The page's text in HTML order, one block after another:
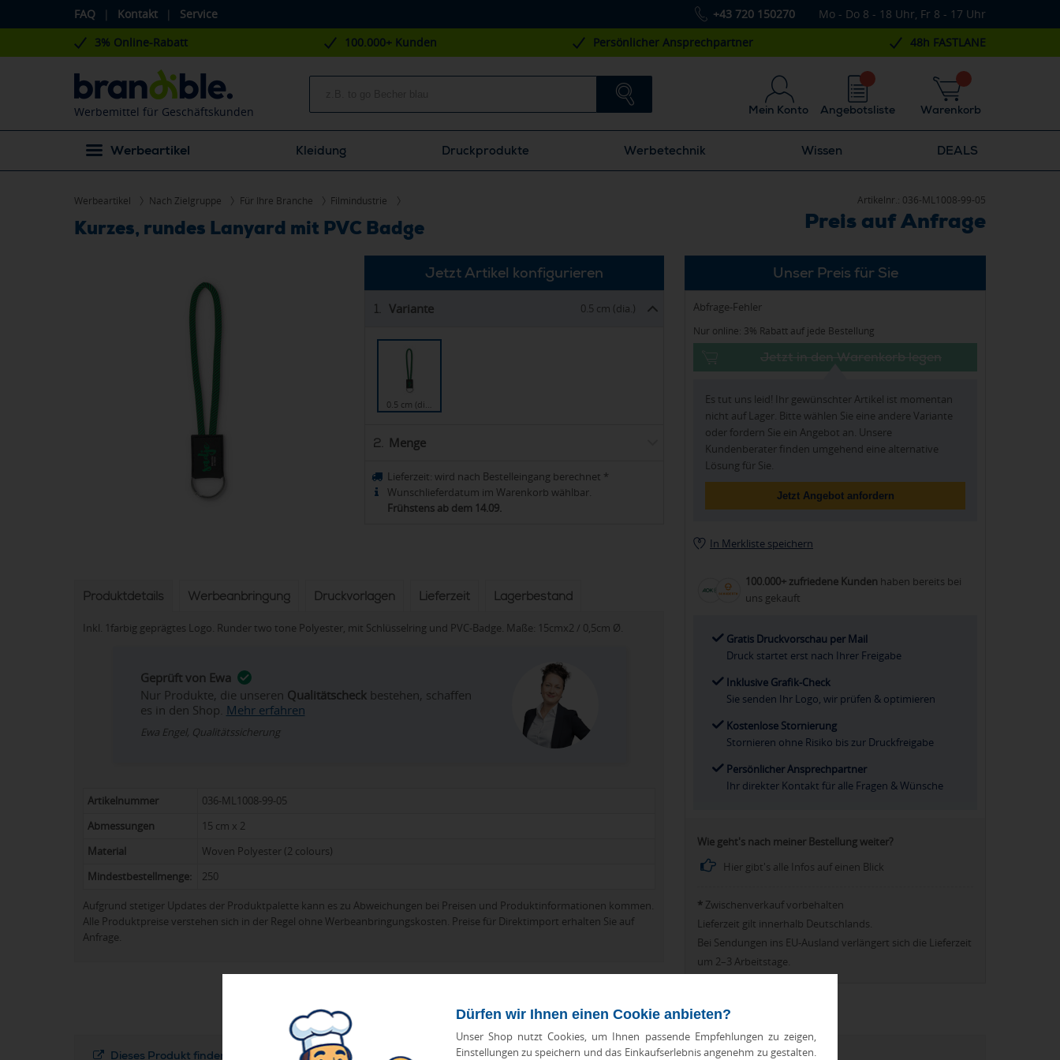
FAQ | Kontakt | Service +43 720 150270 Mo - Do 8 - 18 Uhr, Fr 8 - 17 Uhr
Dürfen wir Ihnen einen Cookie anbieten?
Unser Shop nutzt Cookies, um Ihnen passende Empfehlungen zu zeigen,
Einstellungen zu speichern und das Einkaufserlebnis angenehm zu gestalten.
3% Online-Rabatt 100.000+ Kunden Persönlicher Ansprechpartner 48h FASTLANE
Werbemittel für Geschäftskunden Mein Konto Warenkorb
Angebotsliste
Werbeartikel Kleidung Druckprodukte Werbetechnik Wissen DEALS
Werbeartikel Nach Zielgruppe Für Ihre Branche Filmindustrie
Kurzes, rundes Lanyard mit PVC Badge
Artikelnr.: 036-ML1008-99-05
Preis auf Anfrage
Jetzt Artikel konfigurieren
1. Variante 0.5 cm (dia.)
0.5 cm (di…
2. Menge
Lieferzeit: wird nach Bestelleingang berechnet *
Wunschlieferdatum im Warenkorb wählbar.
Frühstens ab dem 14.09.
Produktdetails Werbeanbringung Druckvorlagen Lieferzeit Lagerbestand
Inkl. 1farbig geprägtes Logo. Runder two tone Polyester, mit Schlüsselring und PVC-Badge. Maße: 15cmx2 / 0,5cm Ø.
Geprüft von Ewa
Nur Produkte, die unseren Qualitätscheck bestehen, schaffen
es in den Shop. Mehr erfahren
Ewa Engel, Qualitätssicherung
Artikelnummer
036-ML1008-99-05
Abmessungen
15 cm x 2
Material
Woven Polyester (2 colours)
Mindestbestellmenge:
250
Aufgrund stetiger Updates der Produktpalette kann es zu Abweichungen bei Preisen und Produktinformationen kommen.
Alle Produktpreise verstehen sich in der Regel ohne Werbeanbringungskosten. Preise für Direktimport erhalten Sie auf
Anfrage.
Unser Preis für Sie
Abfrage-Fehler
Nur online: 3% Rabatt auf jede Bestellung
Jetzt in den Warenkorb legen
Es tut uns leid! Ihr gewünschter Artikel ist momentan
nicht auf Lager. Bitte wählen Sie eine andere Variante
oder fordern Sie ein Angebot an. Unsere
Kundenberater finden umgehend eine alternative
Lösung für Sie.
Jetzt Angebot anfordern
In Merkliste speichern
100.000+ zufriedene Kunden haben bereits bei
uns gekauft
Gratis Druckvorschau per Mail
Druck startet erst nach Ihrer Freigabe
Inklusive Grafik-Check
Sie senden Ihr Logo, wir prüfen & optimieren
Kostenlose Stornierung
Stornieren ohne Risiko bis zur Druckfreigabe
Persönlicher Ansprechpartner
Ihr direkter Kontakt für alle Fragen & Wünsche
Wie geht's nach meiner Bestellung weiter?
Hier gibt's alle Infos auf einen Blick
* Zwischenverkauf vorbehalten
Lieferzeit gilt innerhalb Deutschlands.
Bei Sendungen ins EU-Ausland verlängert sich die Lieferzeit
um 2–3 Arbeitstage.
Dieses Produkt finden Sie in folgenden Kategorien